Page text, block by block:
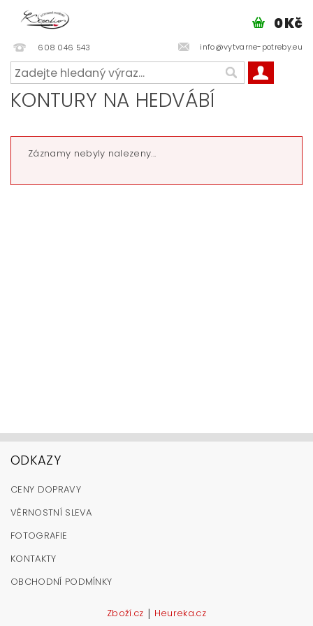
608 046 543 info@vytvarne-potreby.eu
0 Kč
KONTURY NA HEDVÁBÍ
Záznamy nebyly nalezeny...
ODKAZY
CENY DOPRAVY
VĚRNOSTNÍ SLEVA
FOTOGRAFIE
KONTAKTY
OBCHODNÍ PODMÍNKY
Zboží.cz | Heureka.cz